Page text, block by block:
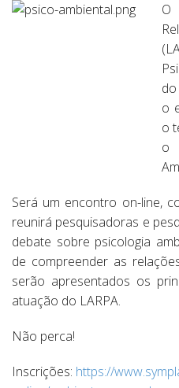
O
o
o
o
Será um encontro on-line,
reunirá pesquisadoras e
debate sobre psicologia
de compreender as
serão apresentados os
atuação do LARPA.
Não perca!
Inscrições: https://